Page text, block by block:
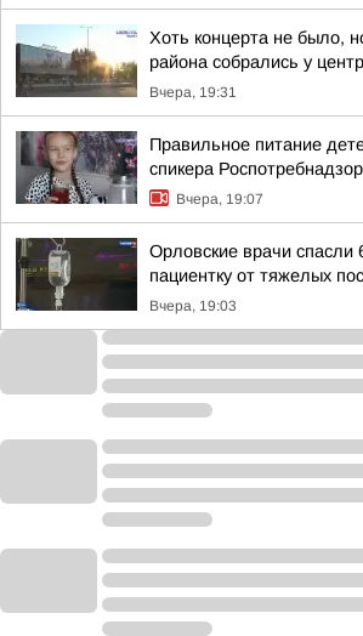
Хоть концерта не было,
района собрались у
Вчера, 19:31
Правильное питание
спикера
Вчера, 19:07
Орловские врачи
пациентку от тяжелых
Вчера, 19:03